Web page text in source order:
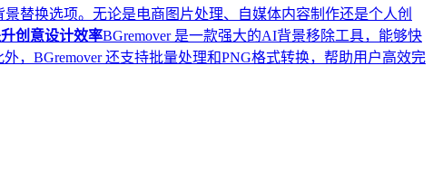
替换选项。无论是电商图片处理、自媒体内容制作还是个人创
创意设计效率BGremover 是一款强大的AI背景移除工具，能够快
，BGremover 还支持批量处理和PNG格式转换，帮助用户高效完